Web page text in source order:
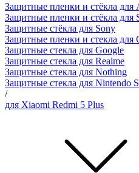
Защитные пленки и стёкла для
Защитные пленки и стёкла для
Защитные стёкла для Sony
Защитные пленки и стекла для
Защитные стекла для Google
Защитные стекла для Realme
Защитные стекла для Nothing
Защитные стекла для Nintendo
/
для Xiaomi Redmi 5 Plus